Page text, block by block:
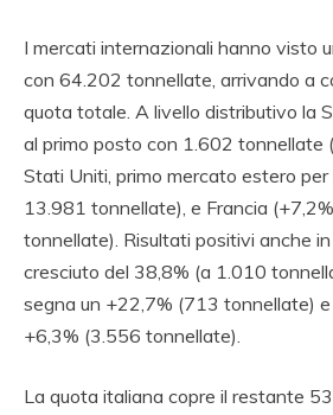
I mercati internazionali hanno visto
con 64.202 tonnellate, arrivando a
quota totale. A livello distributivo la
al primo posto con 1.602 tonnellate
Stati Uniti, primo mercato estero
13.981 tonnellate), e Francia
tonnellate). Risultati positivi anche
cresciuto del 38,8% (a 1.010
segna un +22,7% (713 tonnellate) e
+6,3% (3.556 tonnellate).
La quota italiana copre il restante